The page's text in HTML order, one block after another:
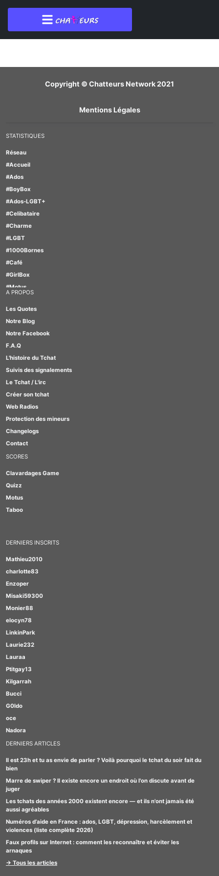
Membre introuvable
Copyright © Chatteurs Network 2021
Mentions Légales
STATISTIQUES
Réseau
#Accueil
#Ados
#BoyBox
#Ados-LGBT+
#Celibataire
#Charme
#LGBT
#1000Bornes
#Café
#GirlBox
#Motus
#Lesbienne
#Quizz
#Uno
#Scrabble
#Gay
#Furry
A PROPOS
Les Quotes
Notre Blog
Notre Facebook
F.A.Q
L'histoire du Tchat
Suivis des signalements
Le Tchat / L'irc
Créer son tchat
Web Radios
Protection des mineurs
Changelogs
Contact
SCORES
Clavardages Game
Quizz
Motus
Taboo
DERNIERS INSCRITS
Mathieu2010
charlotte83
Enzoper
Misaki59300
Monier88
elocyn78
LinkinPark
Laurie232
Lauraa
Ptitgay13
Kilgarrah
Bucci
G0ldo
oce
Nadora
DERNIERS ARTICLES
Il est 23h et tu as envie de parler ? Voilà pourquoi le tchat du soir fait du
bien
Marre de swiper ? Il existe encore un endroit où l'on discute avant de
juger
Les tchats des années 2000 existent encore — et ils n'ont jamais été
aussi agréables
Numéros d’aide en France : ados, LGBT, dépression, harcèlement et
violences (liste complète 2026)
Faux profils sur Internet : comment les reconnaître et éviter les
arnaques
→ Tous les articles